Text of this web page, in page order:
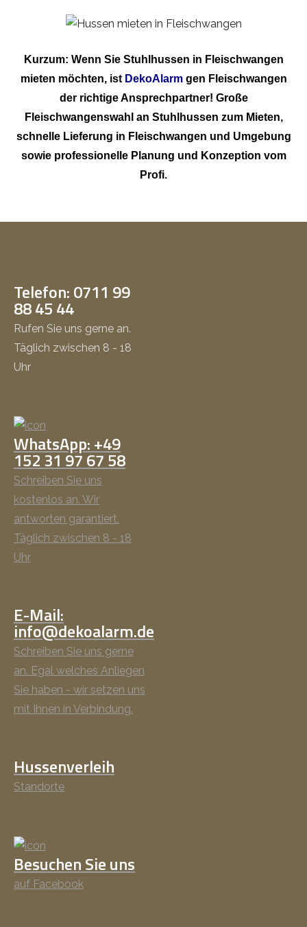
Kurzum: Wenn Sie Stuhlhussen in Fleischwangen
mieten möchten, ist DekoAlarmgen Fleischwangen
der richtige Ansprechpartner! Große
Fleischwangenswahl an Stuhlhussen zum Mieten,
schnelle Lieferung in Fleischwangen und Umgebung
sowie professionelle Planung und Konzeption vom
Profi.
Telefon: 0711 99
88 45 44
Rufen Sie uns gerne an.
Täglich zwischen 8 - 18
Uhr
WhatsApp: +49
152 31 97 67 58
Schreiben Sie uns
kostenlos an. Wir
antworten garantiert.
Täglich zwischen 8 - 18
Uhr
E-Mail:
info@dekoalarm.de
Schreiben Sie uns gerne
an. Egal welches Anliegen
Sie haben - wir setzen uns
mit Ihnen in Verbindung.
Hussenverleih
Standorte
Besuchen Sie uns
auf Facebook